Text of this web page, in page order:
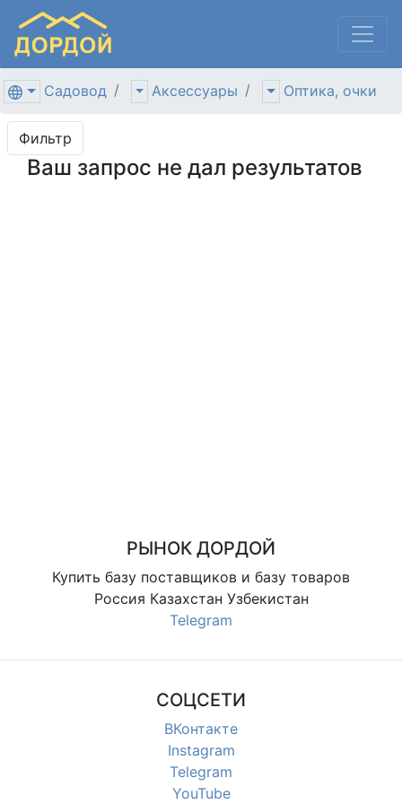
Садовод Аксессуары Оптика, очки
Фильтр
Ваш запрос не дал результатов
РЫНОК ДОРДОЙ
Купить базу поставщиков и базу товаров
Россия Казахстан Узбекистан
Telegram
СОЦСЕТИ
ВКонтакте
Instagram
Telegram
YouTube